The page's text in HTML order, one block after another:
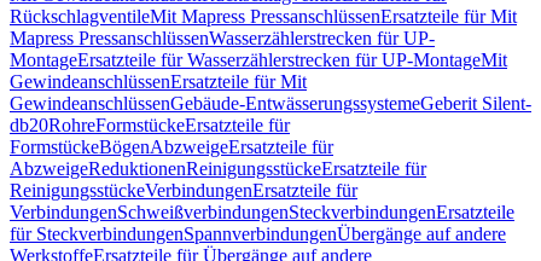
RückschlagventileMit Mapress PressanschlüssenErsatzteile für Mit
Mapress PressanschlüssenWasserzählerstrecken für UP-
MontageErsatzteile für Wasserzählerstrecken für UP-MontageMit
GewindeanschlüssenErsatzteile für Mit
GewindeanschlüssenGebäude-EntwässerungssystemeGeberit Silent-
db20RohreFormstückeErsatzteile für
FormstückeBögenAbzweigeErsatzteile für
AbzweigeReduktionenReinigungsstückeErsatzteile für
ReinigungsstückeVerbindungenErsatzteile für
VerbindungenSchweißverbindungenSteckverbindungenErsatzteile
für SteckverbindungenSpannverbindungenÜbergänge auf andere
WerkstoffeErsatzteile für Übergänge auf andere